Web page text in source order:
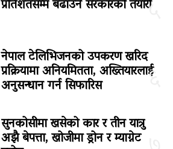
५
प्रतिशतसम्म बढाउने सरकारको तयारी
६
नेपाल टेलिभिजनको उपकरण खरिद
प्रक्रियामा अनियमितता, अख्तियारलाई
अनुसन्धान गर्न सिफारिस
सुनकोसीमा खसेको कार र तीन यात्रु
अझै बेपत्ता, खोजीमा ड्रोन र म्याग्नेट